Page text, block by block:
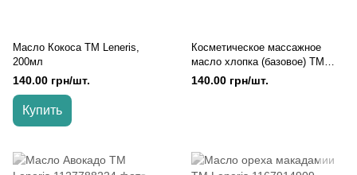
Масло Кокоса TM Leneris,
200мл
140.00 грн/шт.
Купить
Косметическое массажное
масло хлопка (базовое) TM
Leneris, 200мл
140.00 грн/шт.